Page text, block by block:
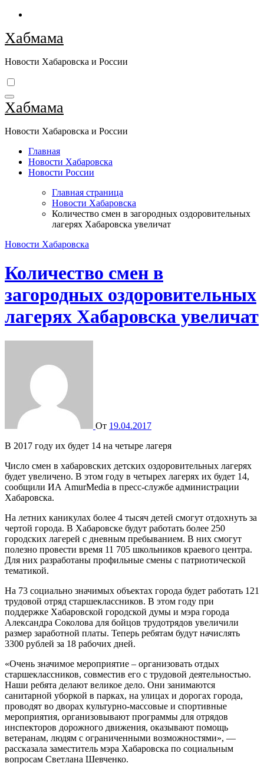
Перейти
содержимому
Хабмама
Новости Хабаровска и России
Хабмама
Новости Хабаровска и России
Главная
Новости Хабаровска
Новости России
Главная страница
Новости Хабаровска
Количество смен в загородных оздоровительных
лагерях Хабаровска увеличат
Новости Хабаровска
Количество смен в
загородных оздоровительных
лагерях Хабаровска увеличат
От 19.04.2017
В 2017 году их будет 14 на четыре лагеря
Число смен в хабаровских детских оздоровительных лагерях
будет увеличено. В этом году в четырех лагерях их будет 14,
сообщили ИА AmurMedia в пресс-службе администрации
Хабаровска.
На летних каникулах более 4 тысяч детей смогут отдохнуть за
чертой города. В Хабаровске будут работать более 250
городских лагерей с дневным пребыванием. В них смогут
полезно провести время 11 705 школьников краевого центра.
Для них разработаны профильные смены с патриотической
тематикой.
На 73 социально значимых объектах города будет работать 121
трудовой отряд старшеклассников. В этом году при
поддержке Хабаровской городской думы и мэра города
Александра Соколова для бойцов трудотрядов увеличили
размер заработной платы. Теперь ребятам будут начислять
3300 рублей за 18 рабочих дней.
«Очень значимое мероприятие – организовать отдых
старшеклассников, совместив его с трудовой деятельностью.
Наши ребята делают великое дело. Они занимаются
санитарной уборкой в парках, на улицах и дорогах города,
проводят во дворах культурно-массовые и спортивные
мероприятия, организовывают программы для отрядов
инспекторов дорожного движения, оказывают помощь
ветеранам, людям с ограниченными возможностями», —
рассказала заместитель мэра Хабаровска по социальным
вопросам Светлана Шевченко.